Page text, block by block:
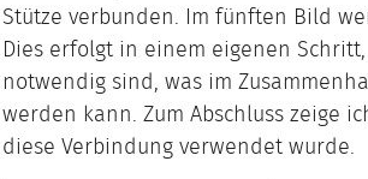
Stütze verbunden. Im fünften Bild
Dies erfolgt in einem eigenen
notwendig sind, was im
werden kann. Zum Abschluss zeige
diese Verbindung verwendet wurde.